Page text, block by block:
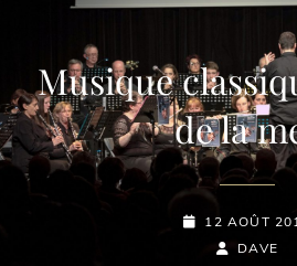
Musique
de la
POSTED-
12 AOÛT
BY
BYLINE
DAVE